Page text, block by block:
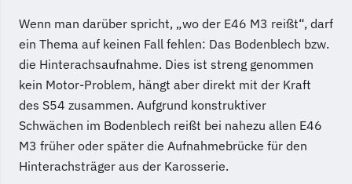
Wenn man darüber spricht, „wo der E46 M3 reißt“, darf
ein Thema auf keinen Fall fehlen: Das Bodenblech bzw.
die Hinterachsaufnahme. Dies ist streng genommen
kein Motor-Problem, hängt aber direkt mit der Kraft
des S54 zusammen. Aufgrund konstruktiver
Schwächen im Bodenblech reißt bei nahezu allen E46
M3 früher oder später die Aufnahmebrücke für den
Hinterachsträger aus der Karosserie.